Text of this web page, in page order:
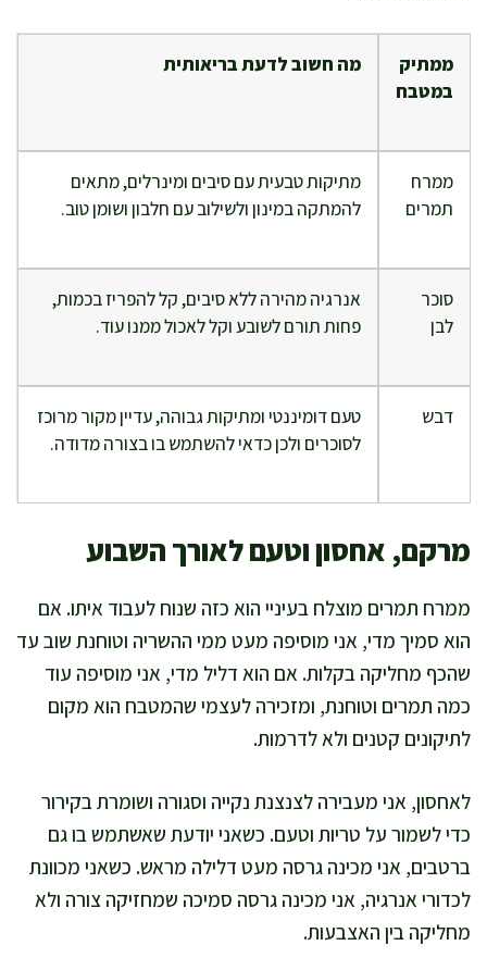
ממתיק
במטבח
מה חשוב לדעת בריאותית
ממרח
תמרים
מתיקות טבעית עם סיבים ומינרלים, מתאים
להמתקה במינון ולשילוב עם חלבון ושומן טוב.
סוכר
לבן
אנרגיה מהירה ללא סיבים, קל להפריז בכמות,
פחות תורם לשובע וקל לאכול ממנו עוד.
דבש
טעם דומיננטי ומתיקות גבוהה, עדיין מקור מרוכז
לסוכרים ולכן כדאי להשתמש בו בצורה מדודה.
מרקם, אחסון וטעם לאורך השבוע
ממרח תמרים מוצלח בעיניי הוא כזה שנוח לעבוד איתו. אם
הוא סמיך מדי, אני מוסיפה מעט ממי ההשריה וטוחנת שוב עד
שהכף מחליקה בקלות. אם הוא דליל מדי, אני מוסיפה עוד
כמה תמרים וטוחנת, ומזכירה לעצמי שהמטבח הוא מקום
לתיקונים קטנים ולא לדרמות.
לאחסון, אני מעבירה לצנצנת נקייה וסגורה ושומרת בקירור
כדי לשמור על טריות וטעם. כשאני יודעת שאשתמש בו גם
ברטבים, אני מכינה גרסה מעט דלילה מראש. כשאני מכוונת
לכדורי אנרגיה, אני מכינה גרסה סמיכה שמחזיקה צורה ולא
מחליקה בין האצבעות.